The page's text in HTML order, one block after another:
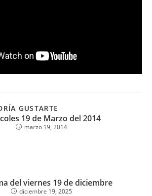
GUSTARTE
19 de Marzo del 2014
marzo 19, 2014
del viernes 19 de diciembre
diciembre 19, 2025